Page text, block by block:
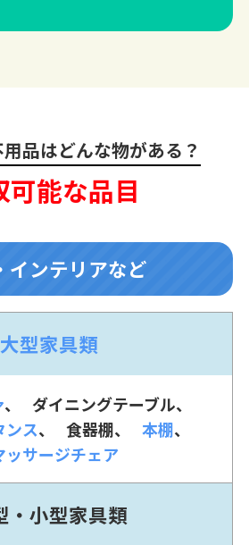
品はどんな物がある？
可能な品目
インテリアなど
大型家具類
ダイニングテーブル
ンス 食器棚
本棚
ッサージチェア
・小型家具類